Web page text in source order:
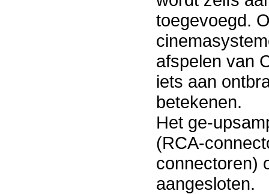
toegevoegd.
afspelen van
iets aan
betekenen.
Het ge-
(RCA-
connectoren)
aangesloten.